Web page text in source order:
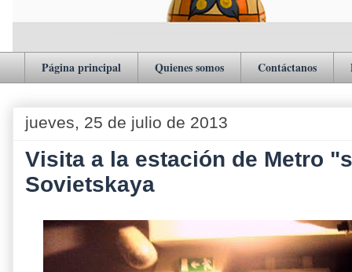
Página principal Quienes somos Contáctanos
jueves, 25 de julio de 2013
Visita a la estación de Metro
Sovietskaya